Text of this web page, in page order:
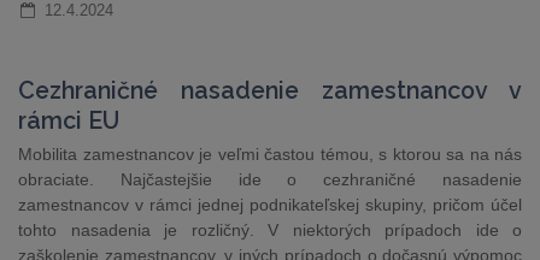
12.4.2024
Cezhraničné nasadenie zamestnancov v
rámci EU
Mobilita zamestnancov je veľmi častou témou, s ktorou sa na nás
obraciate. Najčastejšie ide o cezhraničné nasadenie
zamestnancov v rámci jednej podnikateľskej skupiny, pričom účel
tohto nasadenia je rozličný. V niektorých prípadoch ide o
zaškolenie zamestnancov, v iných prípadoch o dočasnú výpomoc